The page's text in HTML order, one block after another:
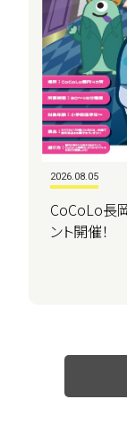
2026.08.05
CoCoLo長
ント開催！